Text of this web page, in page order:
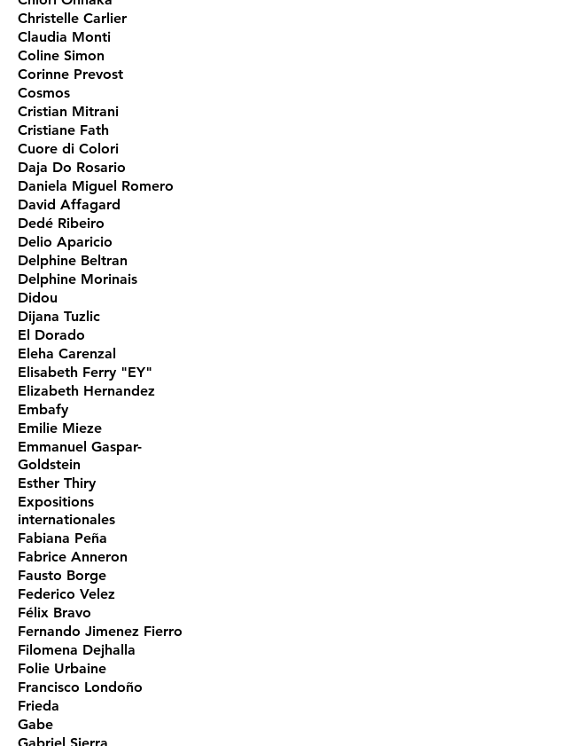
Christelle Carlier
Claudia Monti
Coline Simon
Corinne Prevost
Cosmos
Cristian Mitrani
Cristiane Fath
Cuore di Colori
Daja Do Rosario
Daniela Miguel Romero
David Affagard
Dedé Ribeiro
Delio Aparicio
Delphine Beltran
Delphine Morinais
Didou
Dijana Tuzlic
El Dorado
Eleha Carenzal
Elisabeth Ferry "EY"
Elizabeth Hernandez
Embafy
Emilie Mieze
Emmanuel Gaspar-
Goldstein
Esther Thiry
Expositions
internationales
Fabiana Peña
Fabrice Anneron
Fausto Borge
Federico Velez
Félix Bravo
Fernando Jimenez Fierro
Filomena Dejhalla
Folie Urbaine
Francisco Londoño
Frieda
Gabe